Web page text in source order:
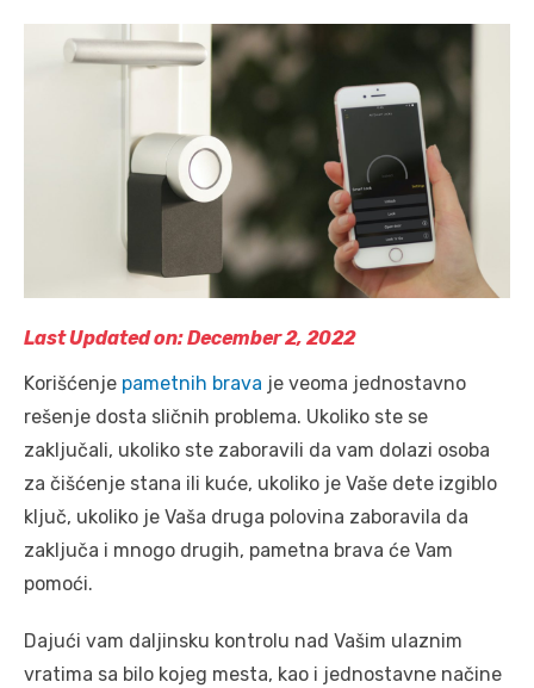
Last Updated on: December 2, 2022
Korišćenje pametnih brava je veoma jednostavno
rešenje dosta sličnih problema. Ukoliko ste se
zaključali, ukoliko ste zaboravili da vam dolazi osoba
za čišćenje stana ili kuće, ukoliko je Vaše dete izgiblo
ključ, ukoliko je Vaša druga polovina zaboravila da
zaključa i mnogo drugih, pametna brava će Vam
pomoći.
Dajući vam daljinsku kontrolu nad Vašim ulaznim
vratima sa bilo kojeg mesta, kao i jednostavne načine